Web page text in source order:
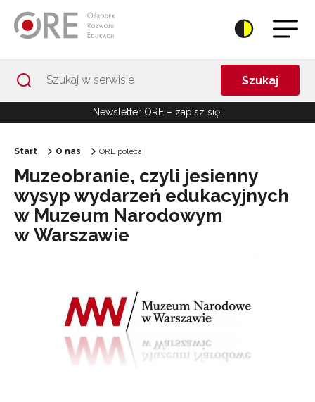
Szukaj
Newsletter ORE – zapisz się!
Start O nas ORE poleca
Muzeobranie, czyli jesienny
wysyp wydarzeń edukacyjnych
w Muzeum Narodowym
w Warszawie